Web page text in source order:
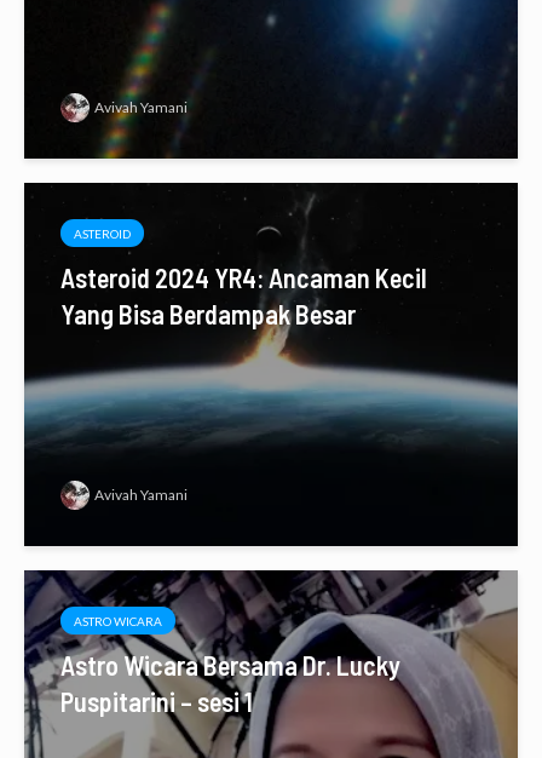
Avivah Yamani
ASTEROID
Asteroid 2024 YR4: Ancaman Kecil
Yang Bisa Berdampak Besar
Avivah Yamani
ASTRO WICARA
Astro Wicara Bersama Dr. Lucky
Puspitarini – sesi 1